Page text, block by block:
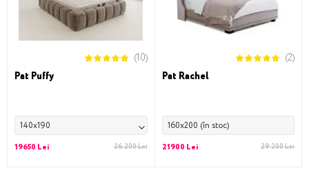
(10)
Pat Puffy
140x190
19650 Lei 26 200 Lei
(2)
Pat Rachel
160x200 (în stoc)
21900 Lei 29 200 Lei